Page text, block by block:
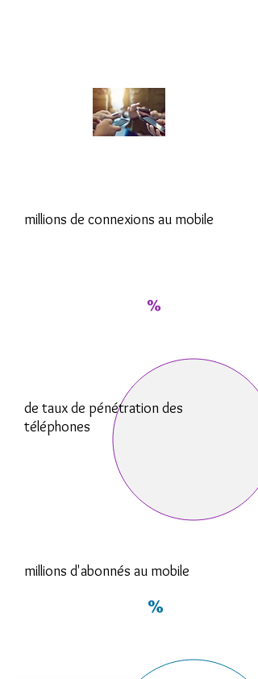
millions de connexions au mobile
%
de taux de pénétration des
téléphones
millions d'abonnés au mobile
%